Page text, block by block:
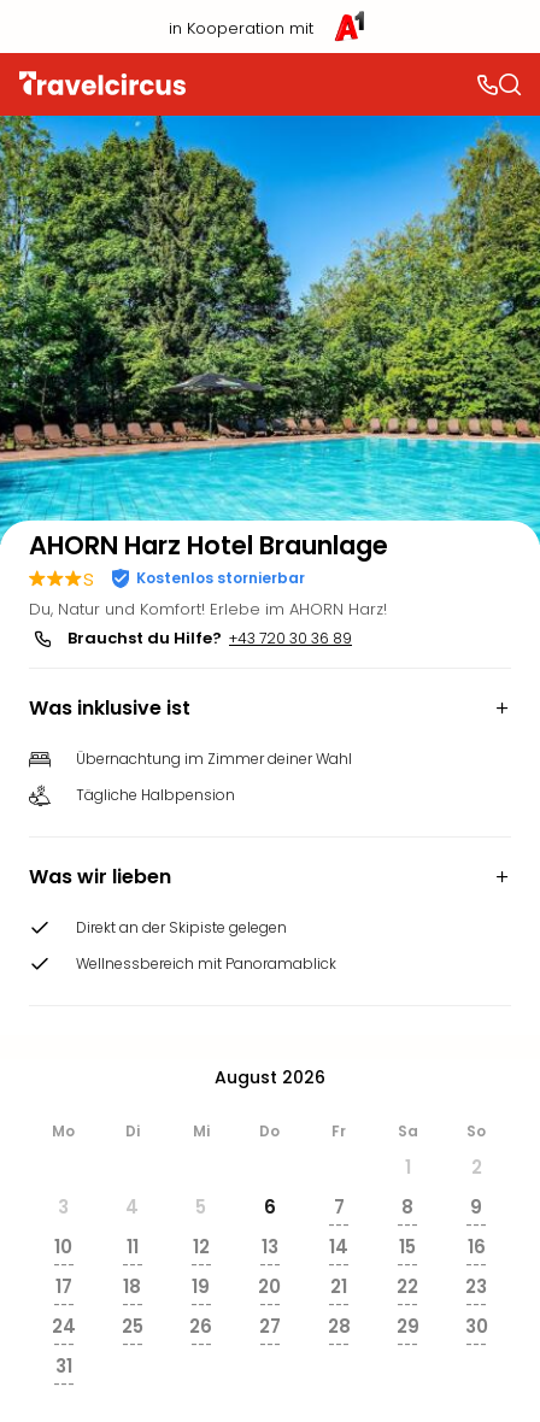
in Kooperation mit
Auf der Karte anzeigen
AHORN Harz Hotel Braunlage
s Kostenlos stornierbar
Du, Natur und Komfort! Erlebe im AHORN Harz!
Brauchst du Hilfe? +43 720 30 36 89
Was inklusive ist
Übernachtung im Zimmer deiner Wahl
Tägliche Halbpension
Was wir lieben
Direkt an der Skipiste gelegen
Wellnessbereich mit Panoramablick
August 2026
Mo Di Mi Do Fr Sa So
1
2
3
4 5 6 7
---
8
---
9
---
10
---
11
---
12
---
13
---
14
---
15
---
16
---
17
---
18
---
19
---
20
---
21
---
22
---
23
---
24
---
25
---
26
---
27
---
28
---
29
---
30
---
31
---